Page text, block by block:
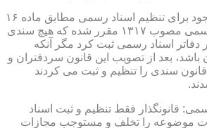
مبحث سوم): موانع موجود برای تنظیم اسناد رسمی مطابق ماده ۱۶
آیین نامه دفاتر اسناد رسمی مصوب ۱۳۱۷ مقرر شده که هیچ سندی
دفاتر اسناد رسمی ثبت کرد مگر آنکه
بعد از تصویب این قانون سردفتران و
قانون سندی را تنظیم و ثبت می کردند
رسمی: قانونگذار فقط تنظیم و ثبت اسناد
موضوعه را تخلف و مستوجب مجازات